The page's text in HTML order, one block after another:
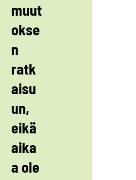
muut
okse
n
ratk
aisu
un,
eikä
aika
a ole